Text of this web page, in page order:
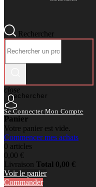
Rechercher
Rechercher
close
Se Connecter Mon Compte
Panier
Votre panier est vide.
Commencer mes achats
0 articles
0,00 €
Livraison Total 0,00 €
Voir le panier
Commander